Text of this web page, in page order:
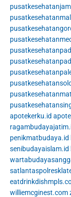
apotekerku.id
penikmatbudaya.id
senibudayaislam.id
williemcginest.com